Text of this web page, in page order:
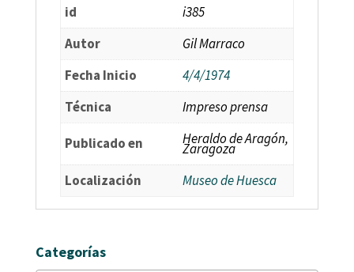
id
i385
Autor
Gil Marraco
Fecha Inicio
4/4/1974
Técnica
Impreso prensa
Publicado en Heraldo de Aragón,
Zaragoza
Localización
Museo de Huesca
Categorías